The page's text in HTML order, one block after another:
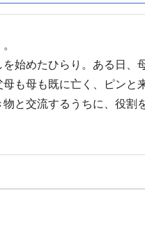
始めたひらり。ある日、
も母も既に亡く、ピンと
と交流するうちに、役割